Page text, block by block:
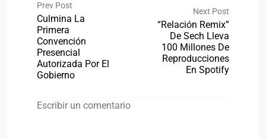
Prev Post
Culmina La
Primera
Convención
Presencial
Autorizada Por El
Gobierno
Next Post
“Relación Remix”
De Sech Lleva
100 Millones De
Reproducciones
En Spotify
Escribir un comentario